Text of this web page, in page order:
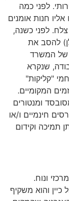
לפני כמה
חנות אומנים
לפני כשנה,
להסב את
של המשרד
שנקרא
המתחם הוא אחד מתוך 60 מתחמי "קליקות"
המקומיים.
ומנטורים
חינמיים ו/או
תמיכה וקידום
ונוח.
והוא משקיף